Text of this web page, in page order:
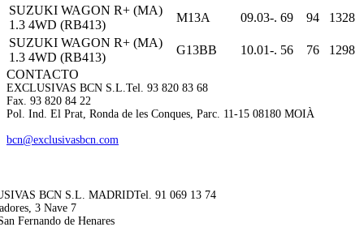
SUZUKI WAGON R+ (MA)
1.3 4WD (RB413)
M13A 09.03-. 69 94
1328
SUZUKI WAGON R+ (MA)
1.3 4WD (RB413)
G13BB 10.01-. 56 76
1298
CONTACTO
EXCLUSIVAS BCN S.L. Tel. 93 820 83 68
Fax. 93 820 84 22
Pol. Ind. El Prat, Ronda de les Conques, Parc. 11-15 08180 MOIÀ
bcn@exclusivasbcn.com
BCN S.L. MADRIDTel. 91 069 13 74
3 Nave 7
Fernando de Henares